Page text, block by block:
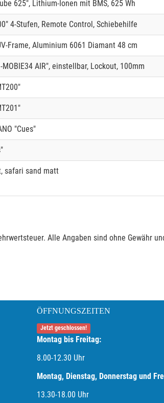
625", Lithium-Ionen mit BMS, 625 Wh
4-Stufen, Remote Control, Schiebehilfe
Frame, Aluminium 6061 Diamant 48 cm
MOBIE34 AIR", einstellbar, Lockout, 100mm
"Cues"
safari sand matt
Alle Angaben sind ohne Gewähr
ÖFFNUNGSZEITEN
Jetzt geschlossen!
Montag bis Freitag:
8.00-12.30 Uhr
Montag, Dienstag, Donnerstag und
13.30-18.00 Uhr